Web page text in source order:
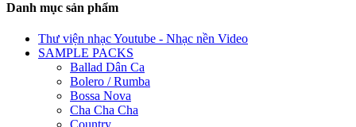
Danh mục sản phẩm
Thư viện nhạc Youtube - Nhạc nền Video
SAMPLE PACKS
Ballad Dân Ca
Bolero / Rumba
Bossa Nova
Cha Cha Cha